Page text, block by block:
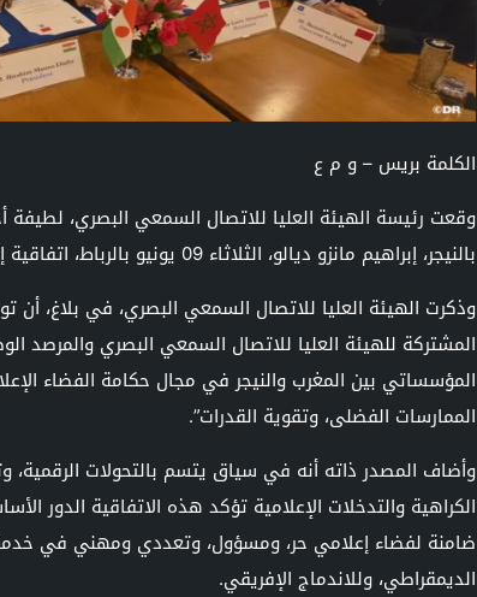
الكلمة بريس – و م ع
وقعت رئيسة الهيئة العليا للاتصال السمعي البصري،
بالنيجر، إبراهيم مانزو ديالو، الثلاثاء 09 يونيو بالرباط، اتفاقية إطار للشراكة بين مؤسستي التقنين.
وذكرت الهيئة العليا للاتصال السمعي البصري، في بلاغ، أن
المشتركة للهيئة العليا للاتصال السمعي البصري والمرصد
المؤسساتي بين المغرب والنيجر في مجال حكامة الفضاء
الممارسات الفضلى، وتقوية القدرات”.
وأضاف المصدر ذاته أنه في سياق يتسم بالتحولات الرقمية،
الكراهية والتدخلات الإعلامية تؤكد هذه الاتفاقية الدور
ضامنة لفضاء إعلامي حر، ومسؤول، وتعددي ومهني في خدمة
الديمقراطي، وللاندماج الإفريقي.